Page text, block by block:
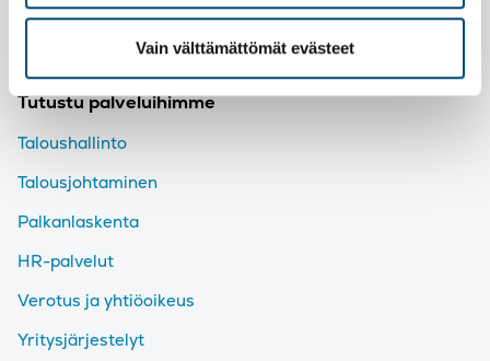
Vain välttämättömät evästeet
Tutustu palveluihimme
Taloushallinto
Talousjohtaminen
Palkanlaskenta
HR-palvelut
Verotus ja yhtiöoikeus
Yritysjärjestelyt